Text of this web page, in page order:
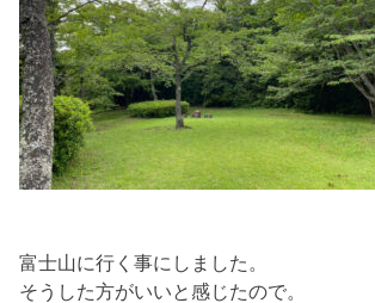
富士山に行く事にしました。
そうした方がいいと感じたので。